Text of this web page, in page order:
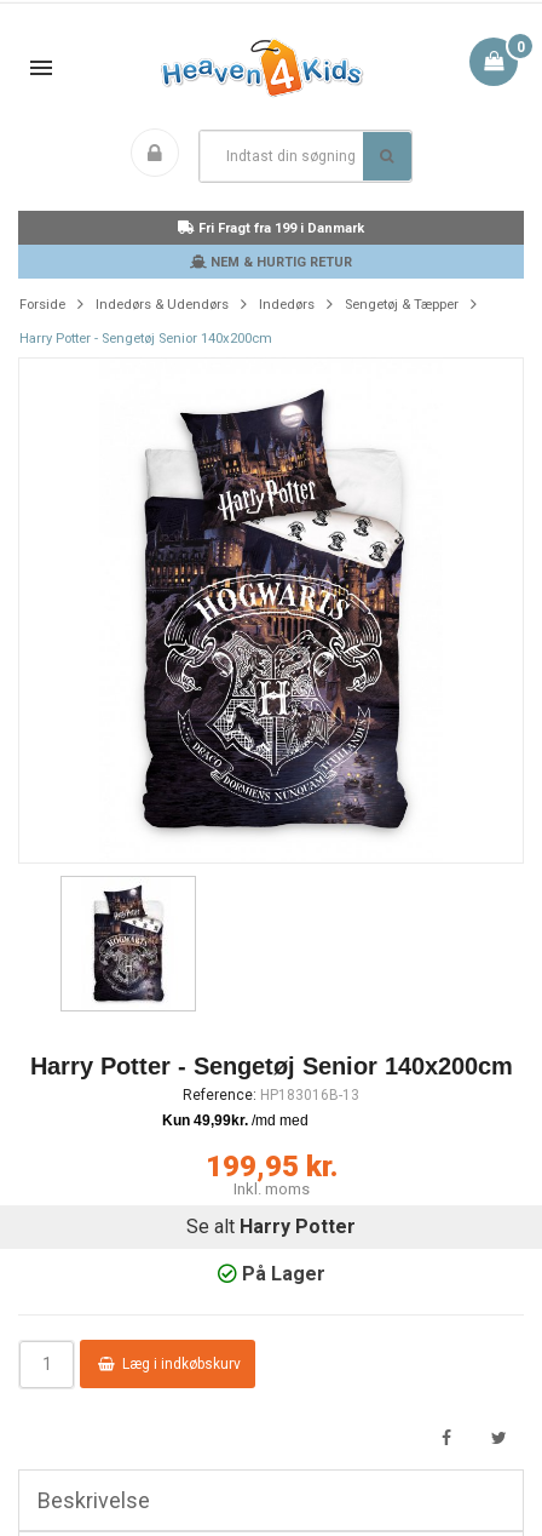
0
Fri Fragt fra 199 i Danmark
NEM & HURTIG RETUR
Forside Indedørs & Udendørs Indedørs Sengetøj & Tæpper
Harry Potter - Sengetøj Senior 140x200cm
Harry Potter - Sengetøj Senior 140x200cm
Reference: HP183016B-13
199,95 kr.
Inkl. moms
Se alt Harry Potter
På Lager
Læg i indkøbskurv
Beskrivelse